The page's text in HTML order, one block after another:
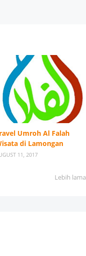
Umroh Al Falah
di Lamongan
11, 2017
Lebih lama